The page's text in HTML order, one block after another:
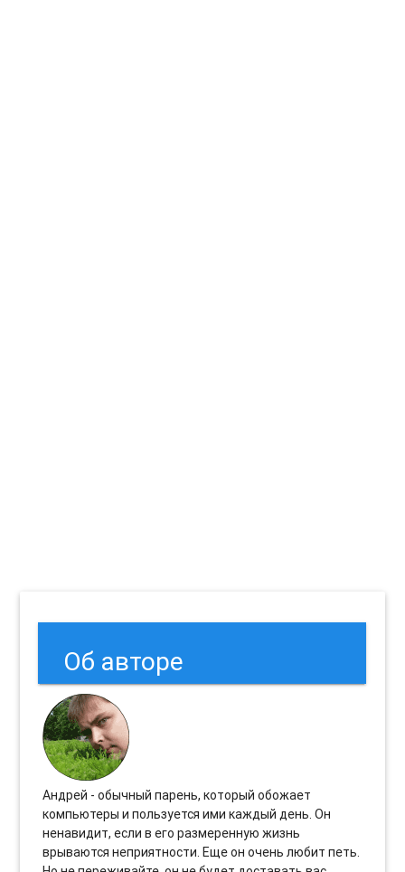
Об авторе
Андрей - обычный парень, который обожает
компьютеры и пользуется ими каждый день. Он
ненавидит, если в его размеренную жизнь
врываются неприятности. Еще он очень любит петь.